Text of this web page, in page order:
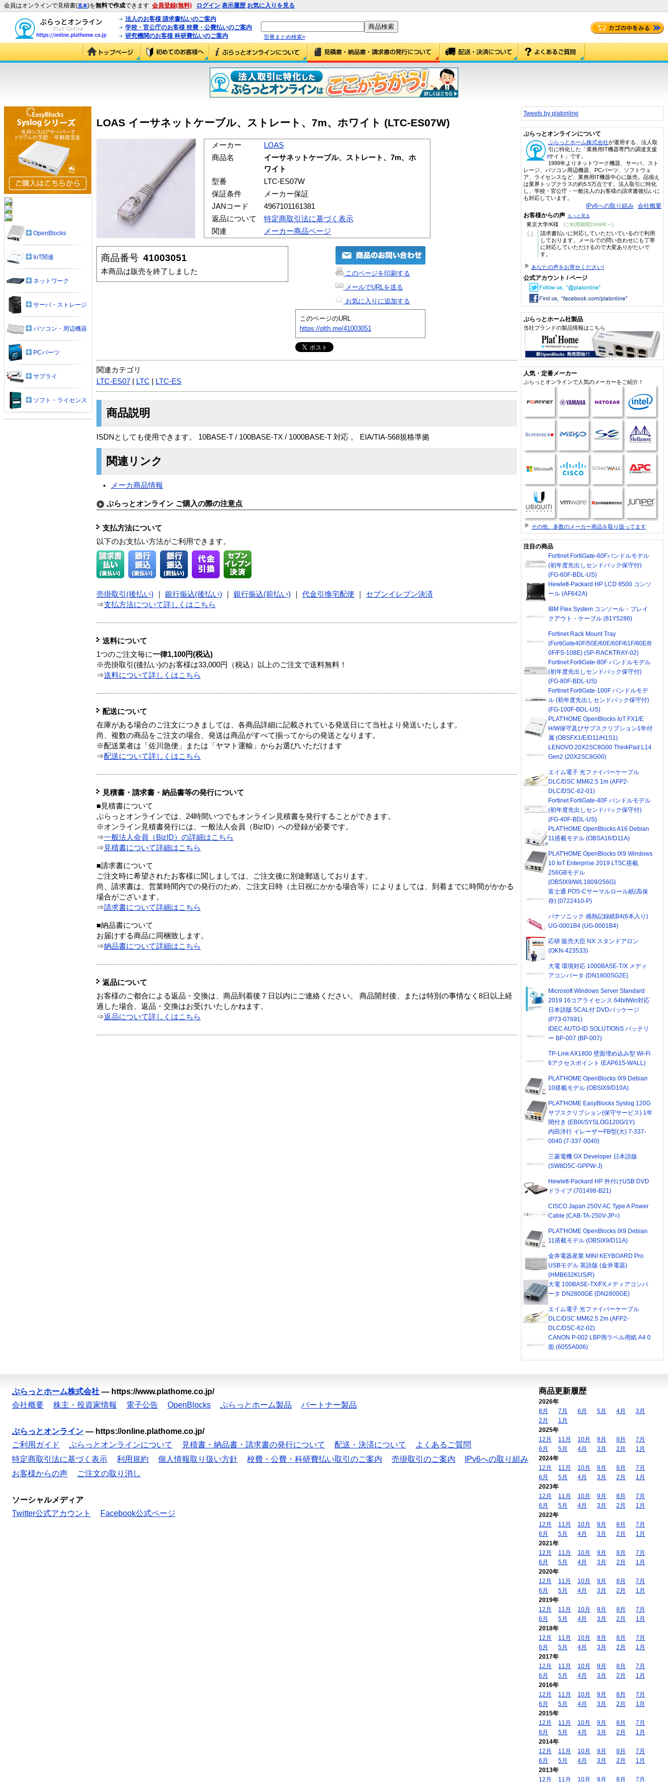
会員はオンラインで見積書(見本)を無料で作成できます 会員登録(無料) ログイン 表示履歴 お気に入りを見る
法人のお客様 請求書払いのご案内
学校・官公庁のお客様 校費・公費払いのご案内
研究機関のお客様 科研費払いのご案内
型番まとめ検索»
LOAS イーサネットケーブル、ストレート、7m、ホワイト (LTC-ES07W)
メーカー
LOAS
商品名
イーサネットケーブル、ストレート、7m、ホ
ワイト
型番
LTC-ES07W
保証条件
メーカー保証
JANコード
4967101161381
返品について
特定商取引法に基づく表示
関連
メーカー商品ページ
商品番号 41003051
本商品は販売を終了しました
このページを印刷する
メールでURLを送る
お気に入りに追加する
このページのURL
https://plth.me/41003051
関連カテゴリ
LTC-ES07
LTC LTC-ES
商品説明
ISDNとしても使用できます。 10BASE-T / 100BASE-TX / 1000BASE-T 対応 。 EIA/TIA-568規格準拠
関連リンク
メーカ商品情報
ぷらっとオンライン ご購入の際の注意点
支払方法について
以下のお支払い方法がご利用できます。
売掛取引(後払い) 銀行振込(後払い) 銀行振込(前払い) 代金引換宅配便
セブンイレブン決済
⇒支払方法について詳しくはこちら
送料について
1つのご注文毎に一律1,100円(税込)
※売掛取引(後払い)のお客様は33,000円（税込）以上のご注文で送料無料！
⇒送料について詳しくはこちら
配送について
在庫がある場合のご注文につきましては、各商品詳細に記載されている発送日にて当社より発送いたします。
尚、複数の商品をご注文の場合、発送は商品がすべて揃ってからの発送となります。
※配送業者は「佐川急便」または「ヤマト運輸」からお選びいただけます
⇒配送について詳しくはこちら
見積書・請求書・納品書等の発行について
■見積書について
ぷらっとオンラインでは、24時間いつでもオンライン見積書を発行することができます。
※オンライン見積書発行には、一般法人会員（BizID）への登録が必要です。
⇒一般法人会員（BizID）の詳細はこちら
⇒ 見積書について詳細はこちら
■請求書について
ご注文時に希望されたお客様に関しましては、ご注文後に別途郵送しております。
尚、請求書は、営業時間内での発行のため、ご注文日時（土日祝にかかる場合等）によりましては、到着までに時間がかかる
場合がございます。
⇒請求書について詳細はこちら
■納品書について
お届けする商品に同梱致します。
⇒納品書について詳細はこちら
返品について
お客様のご都合による返品・交換は、商品到着後７日以内にご連絡ください。 商品開封後、または特別の事情なく8日以上経
過した場合、返品・交換はお受けいたしかねます。
⇒返品について詳しくはこちら
OpenBlocks
IoT関連
ネットワーク
サーバ・ストレージ
パソコン・周辺機器
PCパーツ
サプライ
ソフト・ライセンス
Tweets by platonline
ぷらっとオンラインについて
ぷらっとホーム株式会社が運用する、法人取
引に特化した「業務用IT機器専門の調達支援
サイト」です。
1999年よりネットワーク機器、サーバ、スト
レージ、パソコン周辺機器、PCパーツ、ソフトウェ
ア、ライセンスなど、業務用IT機器中心に販売。品揃え
は業界トップクラスの約5.5万点です。法人取引に特化
し、学校・官公庁・一般法人のお客様の請求書後払いに
も対応しています。
IPv6への取り組み 会社概要
お客様からの声 もっと見る
東京大学/K様 (ご利用期間2009年～)
“
請求書払いに対応していただいているので利用
しております。メールでの問い合わせにも丁寧
に対応していただけるので大変ありがたいで
す。
あなたの声をお寄せください!
公式アカウント / ページ
ぷらっとホーム社製品
当社ブランドの製品情報はこちら
人気・定番メーカー
ぷらっとオンラインで人気のメーカーをご紹介！
その他、多数のメーカー商品を取り扱ってます
注目の商品
Fortinet FortiGate-60Fバンドルモデル
(初年度先出しセンドバック保守付)
(FG-60F-BDL-US)
Hewlett-Packard HP LCD 8500 コンソ
ール (AF642A)
IBM Flex System コンソール・ブレイ
クアウト・ケーブル (81Y5286)
Fortinet Rack Mount Tray
(FortiGate40F/50E/60E/60F/61F/80E/8
0F/FS-108E) (SP-RACKTRAY-02)
Fortinet FortiGate-80F バンドルモデル
(初年度先出しセンドバック保守付)
(FG-80F-BDL-US)
Fortinet FortiGate-100F バンドルモデ
ル (初年度先出しセンドバック保守付)
(FG-100F-BDL-US)
PLAT'HOME OpenBlocks IoT FX1/E
H/W保守及びサブスクリプション1年付
属 (OBSFX1/E/D11/H1S1)
LENOVO 20X2SC8G00 ThinkPad L14
Gen2 (20X2SC8G00)
エイム電子 光ファイバーケーブル
DLC/DSC MM62.5 1m (AFP2-
DLC/DSC-62-01)
Fortinet FortiGate-40F バンドルモデル
(初年度先出しセンドバック保守付)
(FG-40F-BDL-US)
PLAT'HOME OpenBlocks A16 Debian
11搭載モデル (OBSA16/D11A)
PLAT'HOME OpenBlocks IX9 Windows
10 IoT Enterprise 2019 LTSC搭載
256GBモデル
(OBSIX9/W/L1809/256G)
富士通 POS-Cサーマルロール紙(高保
存) (0722410-P)
パナソニック 感熱記録紙B4(6本入り)
UG-0001B4 (UG-0001B4)
応研 販売大臣 NX スタンドアロン
(OKN-423533)
大電 環境対応 1000BASE-T/X メディ
アコンバータ (DN1800SG2E)
Microsoft Windows Server Standard
2019 16コアライセンス 64bitWin対応
日本語版 5CAL付 DVDパッケージ
(P73-07691)
IDEC AUTO-ID SOLUTIONS バッテリ
ー BP-007 (BP-007)
TP-Link AX1800 壁面埋め込み型 Wi-Fi
6アクセスポイント (EAP615-WALL)
PLAT'HOME OpenBlocks IX9 Debian
10搭載モデル (OBSIX9/D10A)
PLAT'HOME EasyBlocks Syslog 120G
サブスクリプション(保守サービス) 1年
間付き (EBIX/SYSLOG120G/1Y)
内田洋行 イレーザーFB型(大) 7-337-
0040 (7-337-0040)
三菱電機 GX Developer 日本語版
(SW8D5C-GPPW-J)
Hewlett-Packard HP 外付けUSB DVD
ドライブ (701498-B21)
CISCO Japan 250V AC Type A Power
Cable (CAB-TA-250V-JP=)
PLAT'HOME OpenBlocks IX9 Debian
11搭載モデル (OBSIX9/D11A)
金井電器産業 MINI KEYBOARD Pro
USBモデル 英語版 (金井電器)
(HMB632KUS/R)
大電 100BASE-TX/FXメディアコンバ
ータ DN2800GE (DN2800GE)
エイム電子 光ファイバーケーブル
DLC/DSC MM62.5 2m (AFP2-
DLC/DSC-62-02)
CANON P-002 LBP用ラベル用紙 A4 0
面 (6055A006)
ぷらっとホーム株式会社 — https://www.plathome.co.jp/
会社概要
株主・投資家情報 電子公告 OpenBlocks ぷらっとホーム製品 パートナー製品
ぷらっとオンライン — https://online.plathome.co.jp/
ご利用ガイド
ぷらっとオンラインについて 見積書・納品書・請求書の発行について 配送・決済について
よくあるご質問
特定商取引法に基づく表示
利用規約 個人情報取り扱い方針 校費・公費・科研費払い取引のご案内 売掛取引のご案内
IPv6への取り組み
お客様からの声
ご注文の取り消し
ソーシャルメディア
Twitter公式アカウント
Facebook公式ページ
商品更新履歴
2026年
8月
7月 6月 5月 4月
3月
2月
1月
2025年
12月
11月 10月 9月 8月
7月
6月
5月 4月 3月 2月
1月
2024年
12月
11月 10月 9月 8月
7月
6月
5月 4月 3月 2月
1月
2023年
12月
11月 10月 9月 8月
7月
6月
5月 4月 3月 2月
1月
2022年
12月
11月 10月 9月 8月
7月
6月
5月 4月 3月 2月
1月
2021年
12月
11月 10月 9月 8月
7月
6月
5月 4月 3月 2月
1月
2020年
12月
11月 10月 9月 8月
7月
6月
5月 4月 3月 2月
1月
2019年
12月
11月 10月 9月 8月
7月
6月
5月 4月 3月 2月
1月
2018年
12月
11月 10月 9月 8月
7月
6月
5月 4月 3月 2月
1月
2017年
12月
11月 10月 9月 8月
7月
6月
5月 4月 3月 2月
1月
2016年
12月
11月 10月 9月 8月
7月
6月
5月 4月 3月 2月
1月
2015年
12月
11月 10月 9月 8月
7月
6月
5月 4月 3月 2月
1月
2014年
12月
11月 10月 9月 8月
7月
6月
5月 4月 3月 2月
1月
2013年
12月
11月 10月 9月 8月 7月